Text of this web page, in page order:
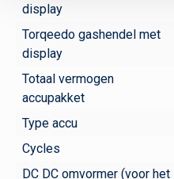
display
Torqeedo gashendel met
display
Totaal vermogen
accupakket
Type accu
Cycles
DC DC omvormer (voor het